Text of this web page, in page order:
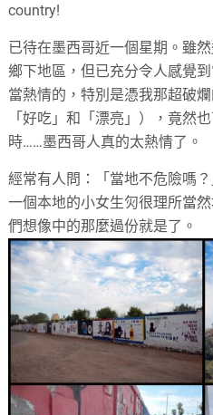
country!
已待在墨西哥近一個星期。雖
鄉下地區，但已充分令人感覺
當熱情的，特別是憑我那超破
「好吃」和「漂亮」），竟然
時……墨西哥人真的太熱情了。
經常有人問：「當地不危險嗎
一個本地的小女生灳很理所當
們想像中的那麼過份就是了。